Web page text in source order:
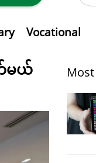
Vocational
မယ်